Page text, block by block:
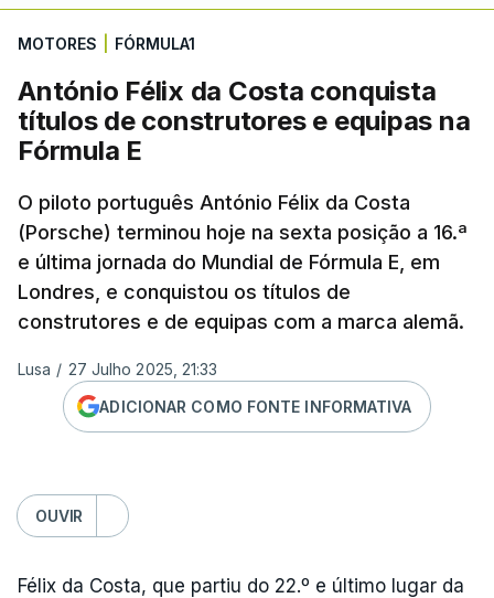
MOTORES FÓRMULA1
António Félix da Costa conquista
títulos de construtores e equipas na
Fórmula E
O piloto português António Félix da Costa
(Porsche) terminou hoje na sexta posição a 16.ª
e última jornada do Mundial de Fórmula E, em
Londres, e conquistou os títulos de
construtores e de equipas com a marca alemã.
Lusa / 27 Julho 2025, 21:33
ADICIONAR COMO FONTE INFORMATIVA
OUVIR
Félix da Costa, que partiu do 22.º e último lugar da